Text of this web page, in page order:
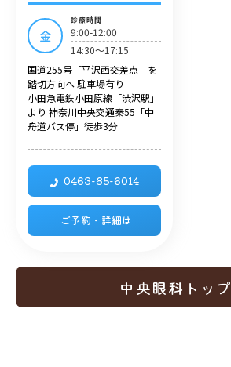
金
診療時間
9:00-12:00
14:30～17:15
国道255号「平沢西交差点」を
踏切方向へ 駐車場有り
小田急電鉄小田原線「渋沢駅」
より 神奈川中央交通秦55「中
舟道バス停」徒歩3分
0463-85-6014
ご予約・詳細は
中央眼科トップ